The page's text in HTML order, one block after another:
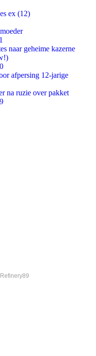
ex (12)
naar geheime kazerne
afpersing 12-jarige
na ruzie over pakket